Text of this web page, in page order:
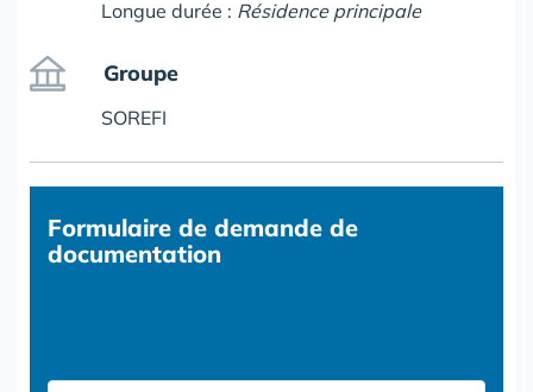
Longue durée : Résidence principale
Groupe
SOREFI
Formulaire de demande de
documentation